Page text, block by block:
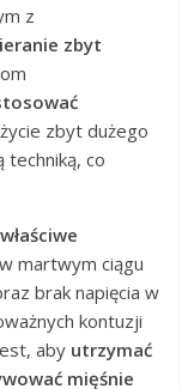
z
zbyt
zbyt dużego
techniką, co
martwym ciągu
brak napięcia w
kontuzji
aby utrzymać
mięśnie